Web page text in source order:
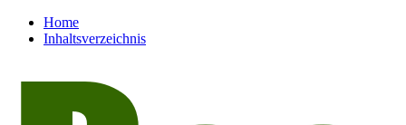
Home
Inhaltsverzeichnis